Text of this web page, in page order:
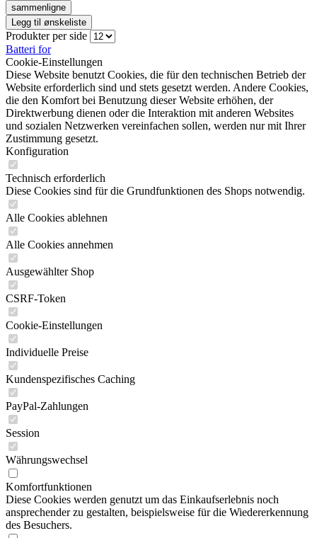
sammenligne
Legg til ønskeliste
Produkter per side
Batteri for
Cookie-Einstellungen
Diese Website benutzt Cookies, die für den technischen Betrieb der
Website erforderlich sind und stets gesetzt werden. Andere Cookies,
die den Komfort bei Benutzung dieser Website erhöhen, der
Direktwerbung dienen oder die Interaktion mit anderen Websites
und sozialen Netzwerken vereinfachen sollen, werden nur mit Ihrer
Zustimmung gesetzt.
Konfiguration
Technisch erforderlich
Diese Cookies sind für die Grundfunktionen des Shops notwendig.
Alle Cookies ablehnen
Alle Cookies annehmen
Ausgewählter Shop
CSRF-Token
Cookie-Einstellungen
Individuelle Preise
Kundenspezifisches Caching
PayPal-Zahlungen
Session
Währungswechsel
Komfortfunktionen
Diese Cookies werden genutzt um das Einkaufserlebnis noch
ansprechender zu gestalten, beispielsweise für die Wiedererkennung
des Besuchers.